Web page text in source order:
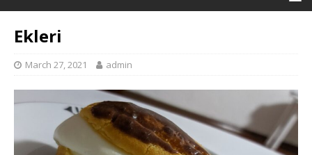
Ekleri
March 27, 2021 admin